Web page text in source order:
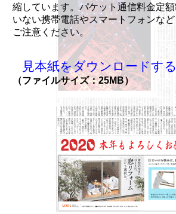
縮しています。パケット通信料金定
いない携帯電話やスマートフォンな
ご注意ください。
見本紙をダウンロードする
（ファイルサイズ：25MB）